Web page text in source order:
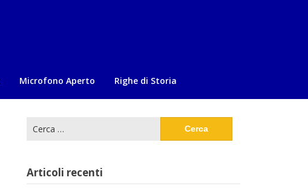
Microfono Aperto Righe di Storia
per:
Articoli recenti